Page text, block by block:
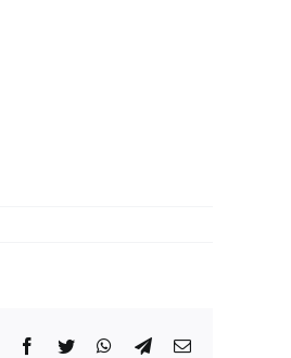
Facebook
Twitter WhatsApp
TelegramCorreo